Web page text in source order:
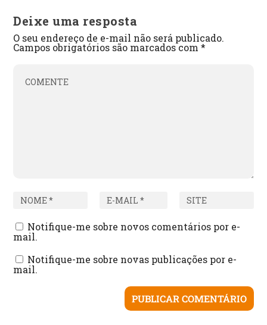
Deixe uma resposta
O seu endereço de e-mail não será publicado.
Campos obrigatórios são marcados com*
Notifique-me sobre novos comentários por e-
mail.
Notifique-me sobre novas publicações por e-
mail.